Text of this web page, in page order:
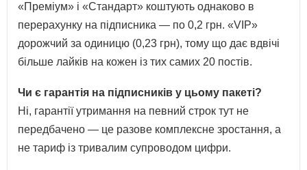
«Преміум» і «Стандарт» коштують однаково в
перерахунку на підписника — по 0,2 грн. «VIP»
дорожчий за одиницю (0,23 грн), тому що дає вдвічі
більше лайків на кожен із тих самих 20 постів.
Чи є гарантія на підписників у цьому пакеті?
Ні, гарантії утримання на певний строк тут не
передбачено — це разове комплексне зростання, а
не тариф із тривалим супроводом цифри.